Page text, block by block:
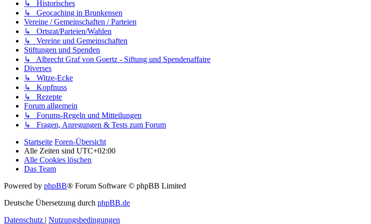
↳ Historisches
↳ Geocaching in Brunkensen
Vereine / Gemeinschaften / Parteien
↳ Ortsrat/Parteien/Wahlen
↳ Vereine und Gemeinschaften
Stiftungen und Spenden
↳ Albrecht Graf von Goertz - Siftung und Spendenaffaire
Diverses
↳ Witze-Ecke
↳ Kopfnuss
↳ Rezepte
Forum allgemein
↳ Forums-Regeln und Mitteilungen
↳ Fragen, Anregungen & Tests zum Forum
Startseite Foren-Übersicht
Alle Zeiten sind UTC+02:00
Alle Cookies löschen
Das Team
Powered by phpBB® Forum Software © phpBB Limited
Deutsche Übersetzung durch phpBB.de
Datenschutz | Nutzungsbedingungen